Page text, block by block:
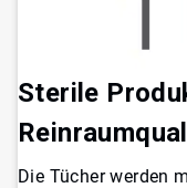
Sterile
Die Tücher werden